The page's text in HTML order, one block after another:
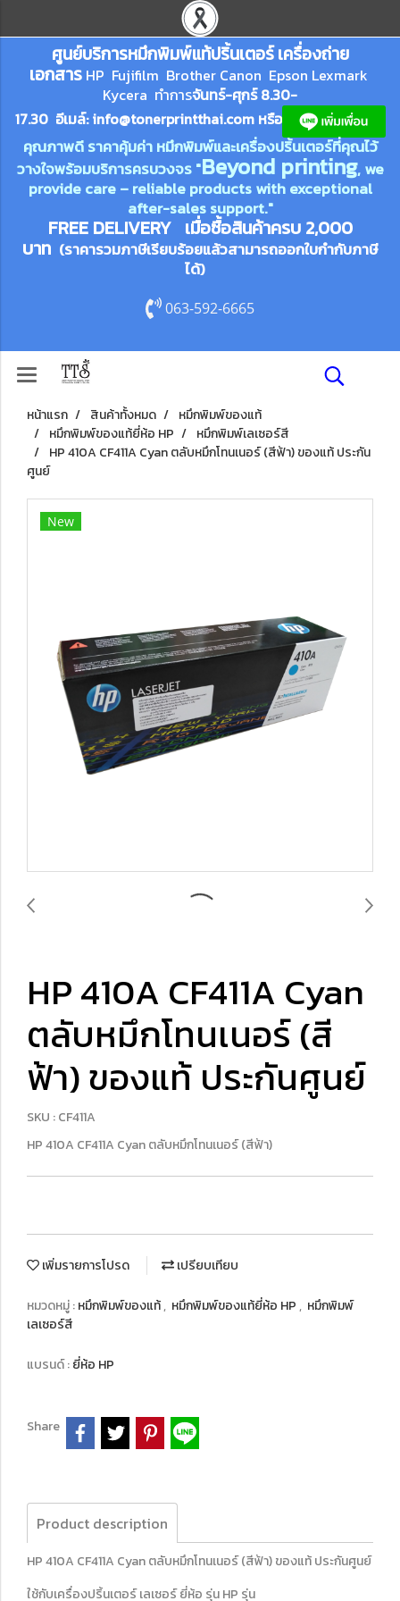
ศูนย์บริการหมึกพิมพ์แท้ปริ้นเตอร์ เครื่องถ่าย
เอกสาร HP Fujifilm Brother Canon Epson Lexmark
Kycera ทำการจันทร์-ศุกร์ 8.30-
17.30 อีเมล์:info@tonerprintthai.com หรือ
คุณภาพดี ราคาคุ้มค่า หมึกพิมพ์และเครื่องปริ้นเตอร์ที่คุณไว้
วางใจพร้อมบริการครบวงจร "Beyond printing, we
provide care – reliable products with exceptional
after-sales support."
FREE DELIVERY เมื่อซื้อสินค้าครบ 2,000
บาท (ราคารวมภาษีเรียบร้อยแล้วสามารถออกใบกำกับภาษี
ได้)
063-592-6665
หน้าแรก สินค้าทั้งหมด
หมึกพิมพ์ของแท้
หมึกพิมพ์ของแท้ยี่ห้อ HP
หมึกพิมพ์เลเซอร์สี
HP 410A CF411A Cyan ตลับหมึกโทนเนอร์ (สีฟ้า) ของแท้ ประกัน
ศูนย์
New
HP 410A CF411A Cyan
ตลับหมึกโทนเนอร์ (สี
ฟ้า) ของแท้ ประกันศูนย์
SKU : CF411A
HP 410A CF411A Cyan ตลับหมึกโทนเนอร์ (สีฟ้า)
เพิ่มรายการโปรด เปรียบเทียบ
หมวดหมู่ :หมึกพิมพ์ของแท้, หมึกพิมพ์ของแท้ยี่ห้อ HP , หมึกพิมพ์
เลเซอร์สี
แบรนด์ :ยี่ห้อ HP
Share
Product description
HP 410A CF411A Cyan ตลับหมึกโทนเนอร์ (สีฟ้า) ของแท้ ประกันศูนย์
ใช้กับเครื่องปริ้นเตอร์ เลเซอร์ ยี่ห้อ รุ่น HP รุ่น